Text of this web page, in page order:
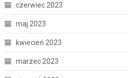
czerwiec 2023
maj 2023
kwiecień 2023
marzec 2023